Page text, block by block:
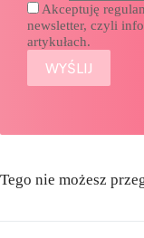
Akceptuję
newsletter, czyli
artykułach.
Tego nie możesz